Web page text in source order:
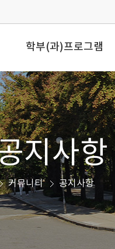
학부(과)프로그램
지사항
커뮤니티 공지사항